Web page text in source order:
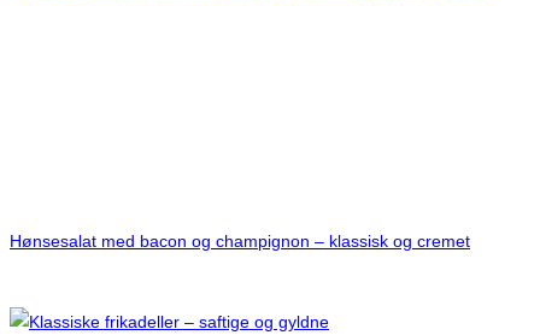
Hønsesalat med bacon og champignon – klassisk og cremet